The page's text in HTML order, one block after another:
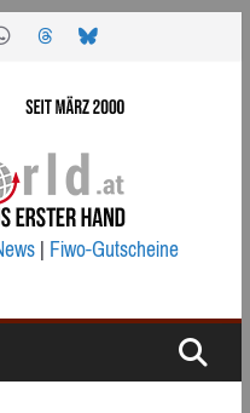
|Fiwo-Gutscheine